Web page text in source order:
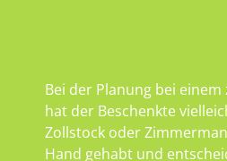
Bei der Planung bei
hat der Beschenkte
Zollstock oder
Hand gehabt und